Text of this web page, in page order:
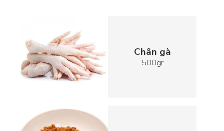
Chân gà
500gr